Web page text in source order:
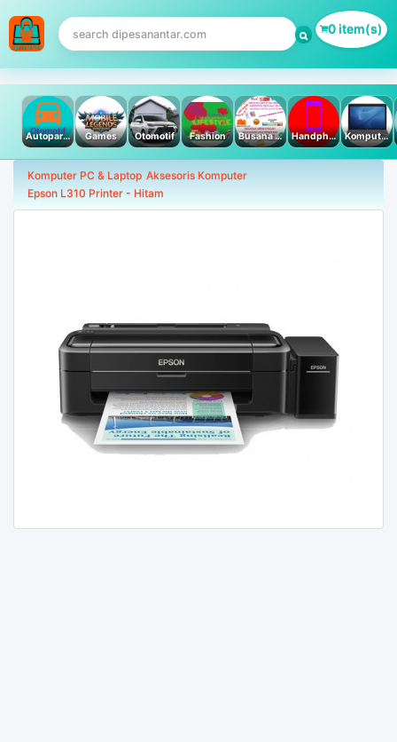
0 item(s)
Autoparts Games Otomotif Fashion Busana Muslim Handphone & Tablet Komputer PC & Laptop
Komputer PC & Laptop Aksesoris Komputer
Epson L310 Printer - Hitam